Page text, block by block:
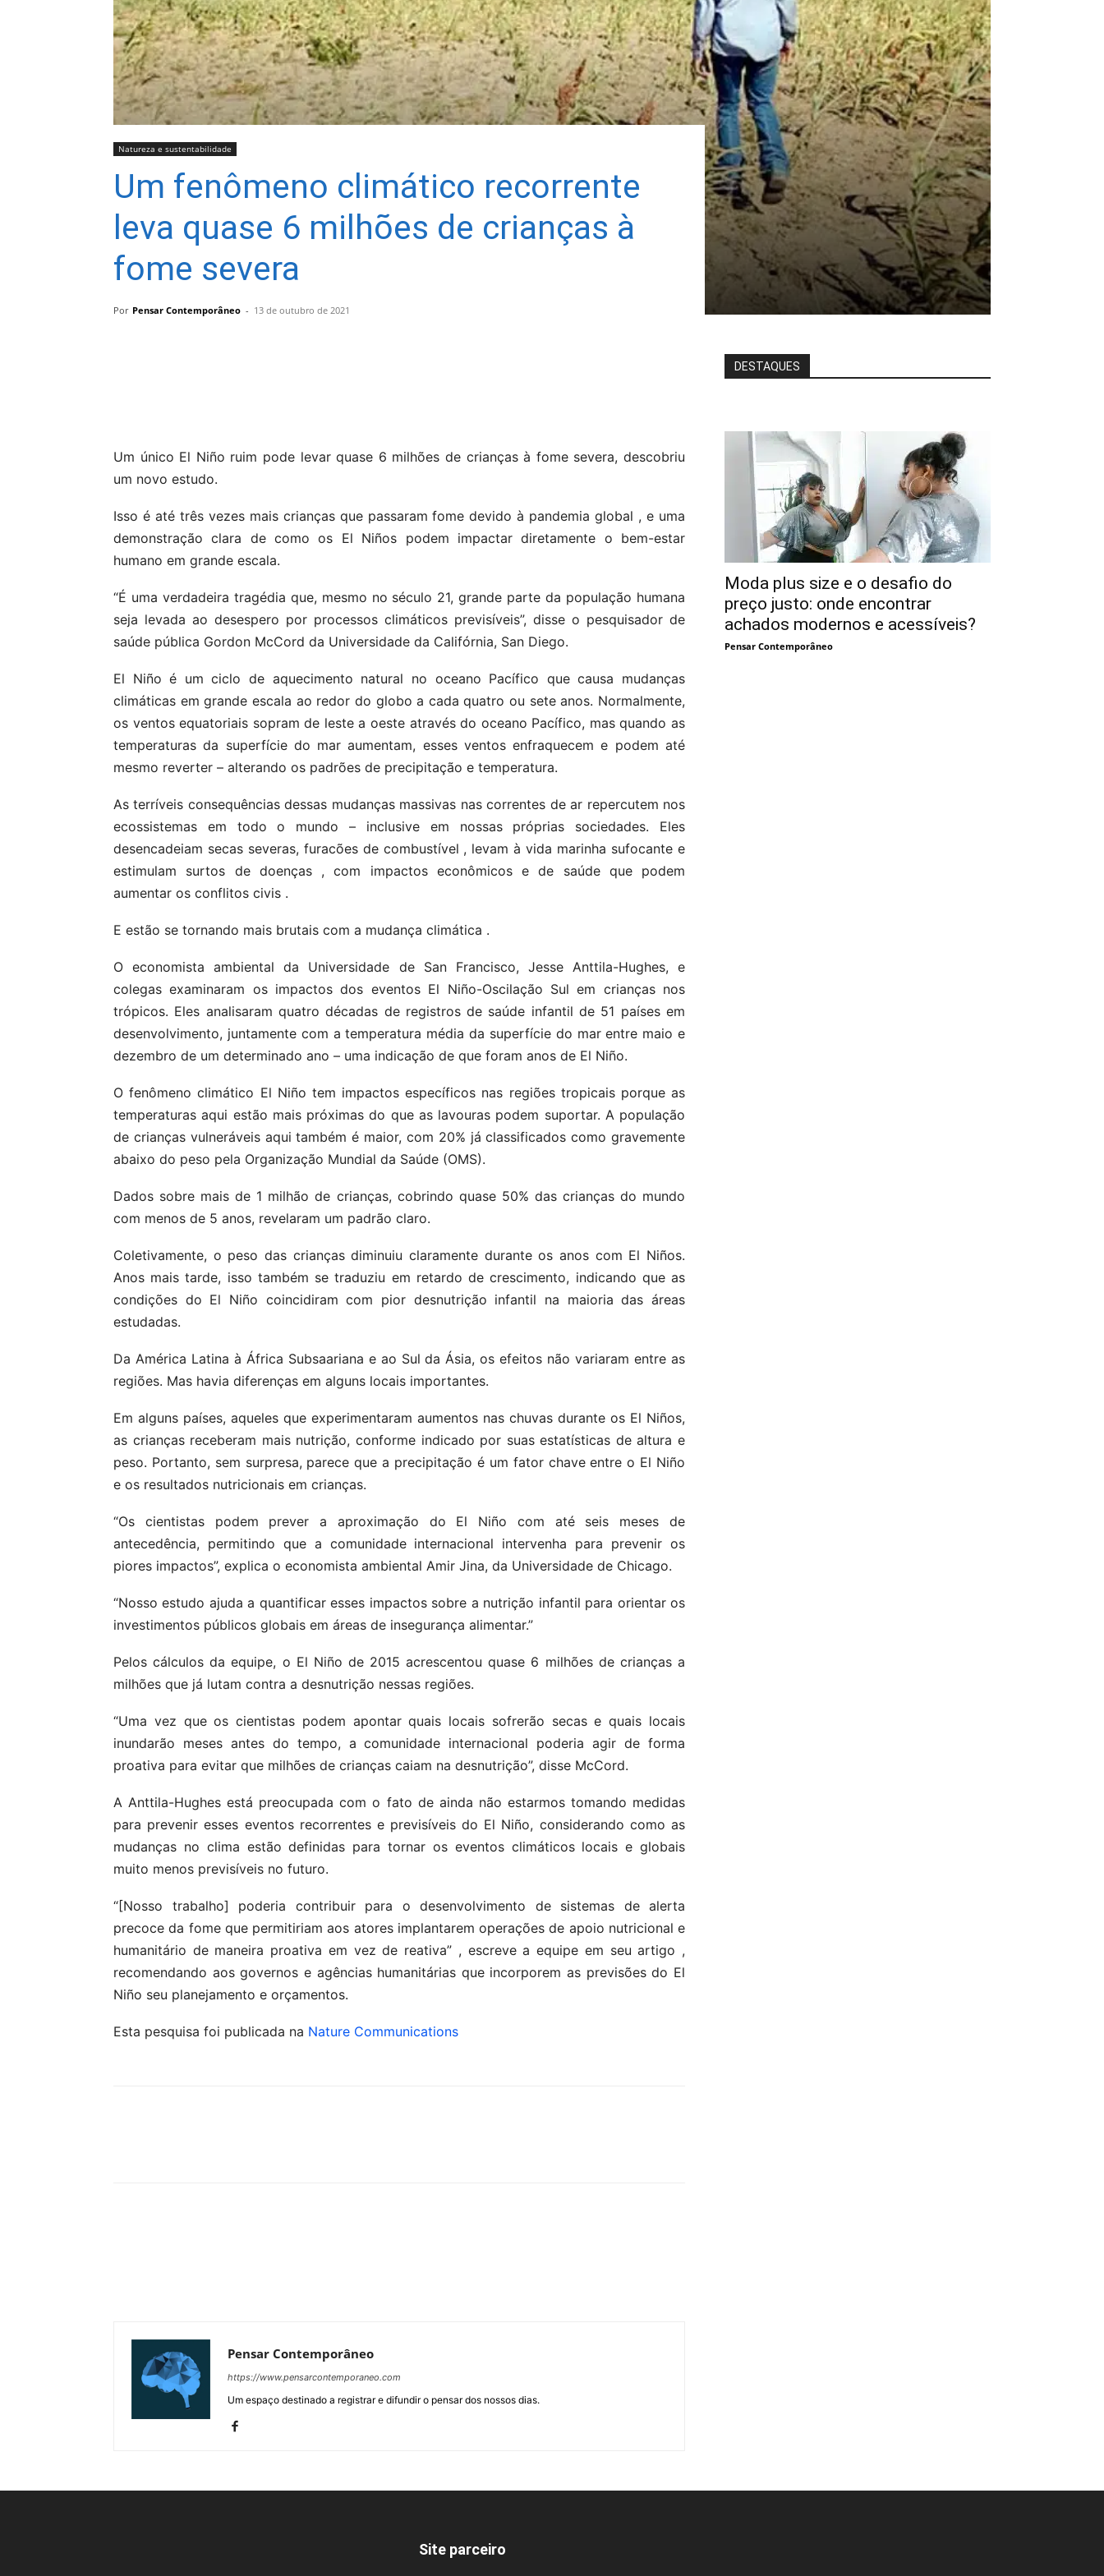
Natureza e sustentabilidade
Um fenômeno climático recorrente
leva quase 6 milhões de crianças à
fome severa
Por Pensar Contemporâneo - 13 de outubro de 2021
Um único El Niño ruim pode levar quase 6 milhões de crianças à fome severa, descobriu
um novo estudo.
Isso é até três vezes mais crianças que passaram fome devido à pandemia global , e uma
demonstração clara de como os El Niños podem impactar diretamente o bem-estar
humano em grande escala.
“É uma verdadeira tragédia que, mesmo no século 21, grande parte da população humana
seja levada ao desespero por processos climáticos previsíveis”, disse o pesquisador de
saúde pública Gordon McCord da Universidade da Califórnia, San Diego.
El Niño é um ciclo de aquecimento natural no oceano Pacífico que causa mudanças
climáticas em grande escala ao redor do globo a cada quatro ou sete anos. Normalmente,
os ventos equatoriais sopram de leste a oeste através do oceano Pacífico, mas quando as
temperaturas da superfície do mar aumentam, esses ventos enfraquecem e podem até
mesmo reverter – alterando os padrões de precipitação e temperatura.
As terríveis consequências dessas mudanças massivas nas correntes de ar repercutem nos
ecossistemas em todo o mundo – inclusive em nossas próprias sociedades. Eles
desencadeiam secas severas, furacões de combustível , levam à vida marinha sufocante e
estimulam surtos de doenças , com impactos econômicos e de saúde que podem
aumentar os conflitos civis .
E estão se tornando mais brutais com a mudança climática .
O economista ambiental da Universidade de San Francisco, Jesse Anttila-Hughes, e
colegas examinaram os impactos dos eventos El Niño-Oscilação Sul em crianças nos
trópicos. Eles analisaram quatro décadas de registros de saúde infantil de 51 países em
desenvolvimento, juntamente com a temperatura média da superfície do mar entre maio e
dezembro de um determinado ano – uma indicação de que foram anos de El Niño.
O fenômeno climático El Niño tem impactos específicos nas regiões tropicais porque as
temperaturas aqui estão mais próximas do que as lavouras podem suportar. A população
de crianças vulneráveis ​​aqui também é maior, com 20% já classificados como gravemente
abaixo do peso pela Organização Mundial da Saúde (OMS).
Dados sobre mais de 1 milhão de crianças, cobrindo quase 50% das crianças do mundo
com menos de 5 anos, revelaram um padrão claro.
Coletivamente, o peso das crianças diminuiu claramente durante os anos com El Niños.
Anos mais tarde, isso também se traduziu em retardo de crescimento, indicando que as
condições do El Niño coincidiram com pior desnutrição infantil na maioria das áreas
estudadas.
Da América Latina à África Subsaariana e ao Sul da Ásia, os efeitos não variaram entre as
regiões. Mas havia diferenças em alguns locais importantes.
Em alguns países, aqueles que experimentaram aumentos nas chuvas durante os El Niños,
as crianças receberam mais nutrição, conforme indicado por suas estatísticas de altura e
peso. Portanto, sem surpresa, parece que a precipitação é um fator chave entre o El Niño
e os resultados nutricionais em crianças.
“Os cientistas podem prever a aproximação do El Niño com até seis meses de
antecedência, permitindo que a comunidade internacional intervenha para prevenir os
piores impactos”, explica o economista ambiental Amir Jina, da Universidade de Chicago.
“Nosso estudo ajuda a quantificar esses impactos sobre a nutrição infantil para orientar os
investimentos públicos globais em áreas de insegurança alimentar.”
Pelos cálculos da equipe, o El Niño de 2015 acrescentou quase 6 milhões de crianças a
milhões que já lutam contra a desnutrição nessas regiões.
“Uma vez que os cientistas podem apontar quais locais sofrerão secas e quais locais
inundarão meses antes do tempo, a comunidade internacional poderia agir de forma
proativa para evitar que milhões de crianças caiam na desnutrição”, disse McCord.
A Anttila-Hughes está preocupada com o fato de ainda não estarmos tomando medidas
para prevenir esses eventos recorrentes e previsíveis do El Niño, considerando como as
mudanças no clima estão definidas para tornar os eventos climáticos locais e globais
muito menos previsíveis no futuro.
“[Nosso trabalho] poderia contribuir para o desenvolvimento de sistemas de alerta
precoce da fome que permitiriam aos atores implantarem operações de apoio nutricional e
humanitário de maneira proativa em vez de reativa” , escreve a equipe em seu artigo ,
recomendando aos governos e agências humanitárias que incorporem as previsões do El
Niño seu planejamento e orçamentos.
Esta pesquisa foi publicada na Nature Communications
Pensar Contemporâneo
https://www.pensarcontemporaneo.com
Um espaço destinado a registrar e difundir o pensar dos nossos dias.
DESTAQUES
Moda plus size e o desafio do
preço justo: onde encontrar
achados modernos e acessíveis?
Pensar Contemporâneo
Site parceiro